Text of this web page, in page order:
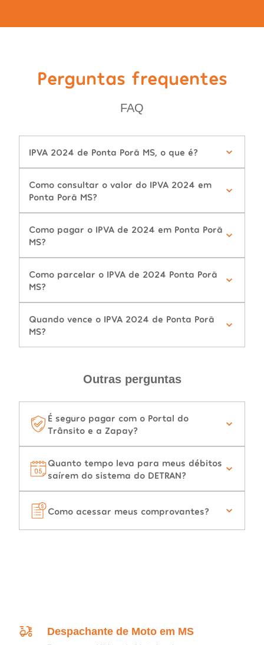
Perguntas frequentes
FAQ
IPVA 2024 de Ponta Porã MS, o que é?
Como consultar o valor do IPVA 2024 em
Ponta Porã MS?
Como pagar o IPVA de 2024 em Ponta Porã
MS?
Como parcelar o IPVA de 2024 Ponta Porã
MS?
Quando vence o IPVA 2024 de Ponta Porã
MS?
Outras perguntas
É seguro pagar com o Portal do
Trânsito e a Zapay?
Quanto tempo leva para meus débitos
saírem do sistema do DETRAN?
Como acessar meus comprovantes?
Despachante de Moto em MS